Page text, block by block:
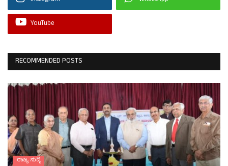
YouTube
RECOMMENDED POSTS
ರಾಜ್ಯ ಸುದ್ದಿ